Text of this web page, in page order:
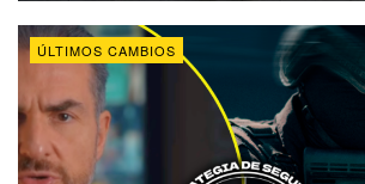
ÚLTIMOS CAMBIOS